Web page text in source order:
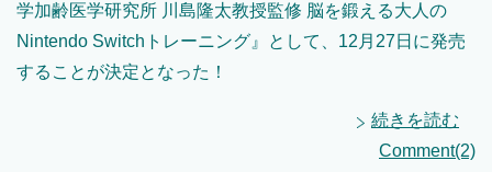
学加齢医学研究所 川島隆太教授監修 脳を鍛える大人の
Nintendo Switchトレーニング』として、12月27日に発売
することが決定となった！
続きを読む
Comment(2)